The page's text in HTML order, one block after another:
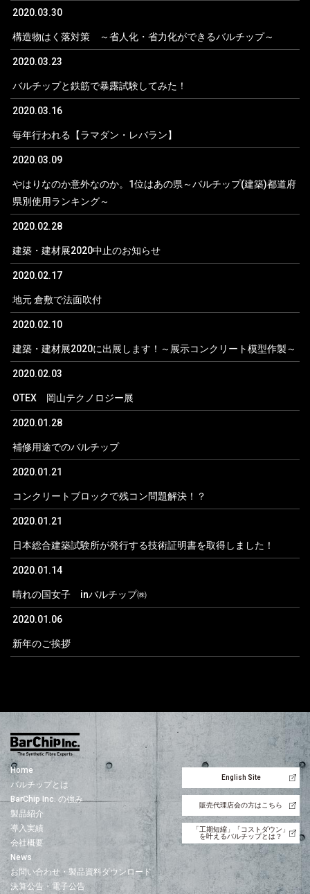
2020.03.30
構造物はく落対策 ～省人化・省力化ができるバルチップ～
2020.03.23
バルチップと鉄筋で暴露試験してみた！
2020.03.16
毎年行われる【ラマダン・レバラン】
2020.03.09
やはりなのか意外なのか。1位はあの県～バルチップ(建築)都道府
県別使用ランキング～
2020.02.28
建築・建材展2020中止のお知らせ
2020.02.17
地元 倉敷で法面吹付
2020.02.10
建築・建材展2020に出展します！～展示コンクリート模型作製～
2020.02.03
OTEX 岡山テクノロジー展
2020.01.28
補修用途でのバルチップ
2020.01.21
コンクリートブロックで残コン問題解決！？
2020.01.21
日本総合建築試験所が発行する技術証明書を取得しました！
2020.01.14
晴れの国女子 inバルチップ㈱
2020.01.06
新年のご挨拶
Home
バルチップとは
BarChip Inc. の強み
製品紹介
導入実績
会社概要
News
お問い合わせ・製品資料ダウンロード
決算公告・電子公告
English Site
販売代理店会の方はこちら
「工期短縮」「コストダウン」
を叶えるバルチップとは？